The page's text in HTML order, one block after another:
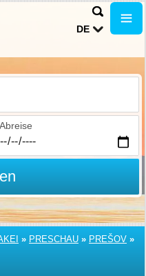
DE
Abreise
» PRESCHAU » PREŠOV »